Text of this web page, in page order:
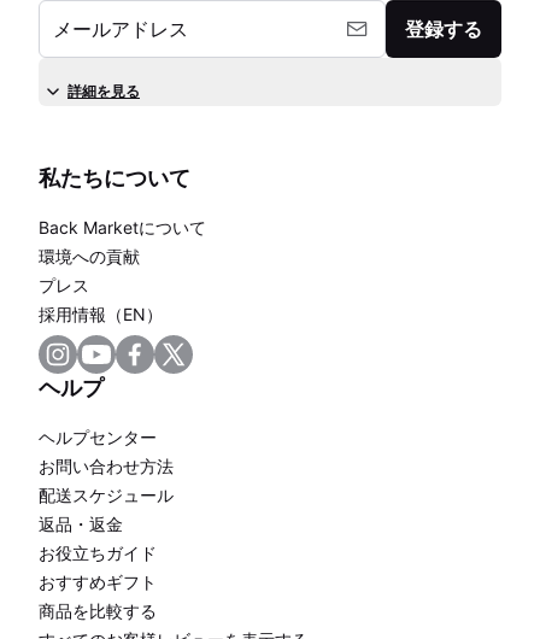
メールアドレス 登録する
詳細を見る
私たちについて
Back Marketについて
環境への貢献
プレス
採用情報（EN）
ヘルプ
ヘルプセンター
お問い合わせ方法
配送スケジュール
返品・返金
お役立ちガイド
おすすめギフト
商品を比較する